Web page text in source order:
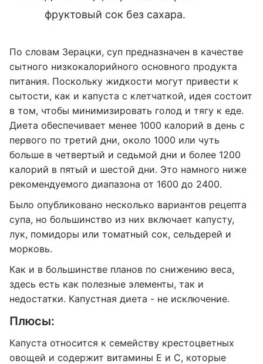
фруктовый сок без сахара.
По словам Зерацки, суп предназначен в качестве
сытного низкокалорийного основного продукта
питания. Поскольку жидкости могут привести к
сытости, как и капуста с клетчаткой, идея состоит
в том, чтобы минимизировать голод и тягу к еде.
Диета обеспечивает менее 1000 калорий в день с
первого по третий дни, около 1000 или чуть
больше в четвертый и седьмой дни и более 1200
калорий в пятый и шестой дни. Это намного ниже
рекомендуемого диапазона от 1600 до 2400.
Было опубликовано несколько вариантов рецепта
супа, но большинство из них включает капусту,
лук, помидоры или томатный сок, сельдерей и
морковь.
Как и в большинстве планов по снижению веса,
здесь есть как полезные элементы, так и
недостатки. Капустная диета - не исключение.
Плюсы:
Капуста относится к семейству крестоцветных
овощей и содержит витамины Е и С, которые